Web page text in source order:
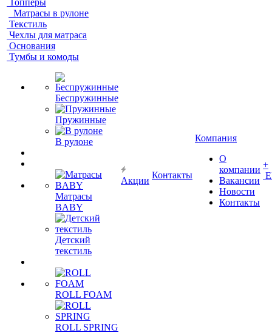
Топперы
Матрасы в рулоне
Текстиль
Чехлы для матраса
Основания
Тумбы и комоды
Беспружинные
Пружинные
В рулоне
Матрасы
BABY
Детский
текстиль
ROLL FOAM
ROLL SPRING
Акции
Контакты
Компания
О
компании
Вакансии
Новости
Контакты
+